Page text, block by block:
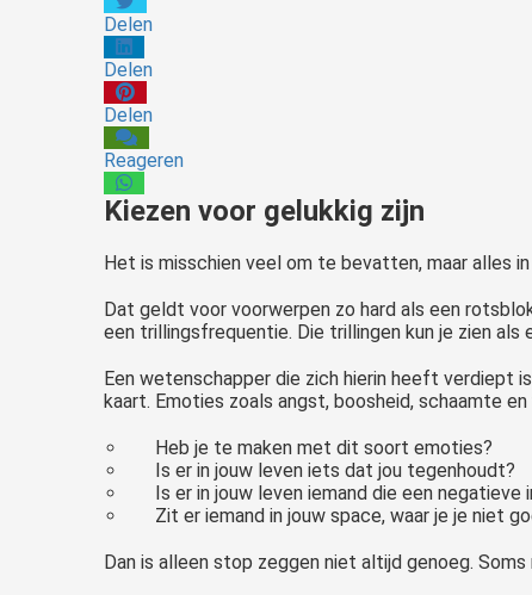
Delen
Delen
Delen
Reageren
Kiezen voor gelukkig zijn
Het is misschien veel om te bevatten, maar alles
Dat geldt voor voorwerpen zo hard als een
een trillingsfrequentie. Die trillingen kun je zien als
Een wetenschapper die zich hierin heeft verdiept
kaart. Emoties zoals angst, boosheid, schaamte
Heb je te maken met dit soort emoties?
Is er in jouw leven iets dat jou tegenhoudt?
Is er in jouw leven iemand die een
Zit er iemand in jouw space, waar je je niet
Dan is alleen stop zeggen niet altijd genoeg.